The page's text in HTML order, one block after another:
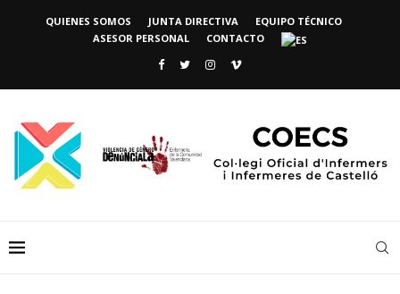
QUIENES SOMOS JUNTA DIRECTIVA
EQUIPO TÉCNICO
ASESOR PERSONAL
CONTACTO